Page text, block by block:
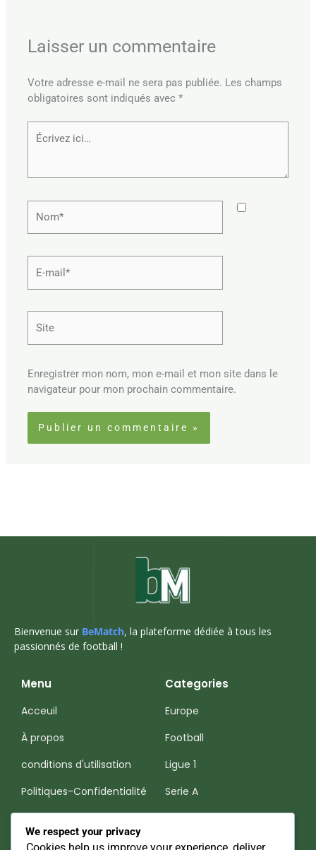
Laisser un commentaire
Votre adresse e-mail ne sera pas publiée. Les champs
obligatoires sont indiqués avec*
Écrivez
ici…
mail*
Enregistrer mon nom, mon e-mail et mon site dans le
navigateur pour mon prochain commentaire.
Bienvenue sur BeMatch, la plateforme dédiée à tous les
passionnés de football !
Menu
Acceuil
À propos
conditions d'utilisation
Politiques-Confidentialité
Categories
Europe
Football
Ligue 1
Serie A
We respect your privacy